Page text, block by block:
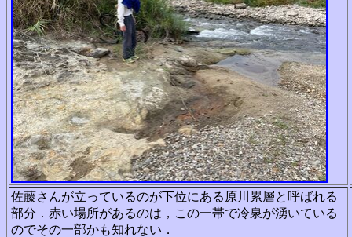
佐藤さんが立っているのが下位にある原川累層と呼ばれる
部分．赤い場所があるのは，この一帯で冷泉が湧いている
のでその一部かも知れない．